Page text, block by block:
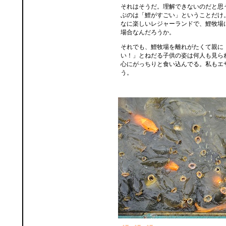
それはそうだ。理解できないのだと思
ぶのは「鯉がすごい」ということだけ
なに楽しいレジャーランドで、鯉牧場
場合なんだろうか。
それでも、鯉牧場を離れがたくて親に
い！」とねだる子供の姿は何人も見ら
心にがっちりと食い込んでる。私もエ
う。